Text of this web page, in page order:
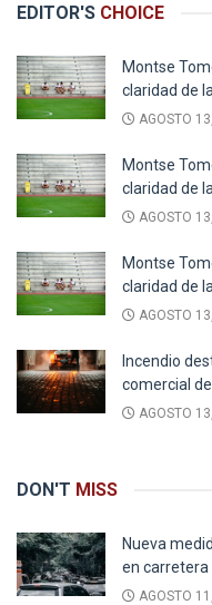
EDITOR'S CHOICE
Montse
claridad de
AGOSTO
Montse
claridad de
AGOSTO
Montse
claridad de
AGOSTO
Incendio
comercial
AGOSTO
DON'T MISS
Nueva
en carretera
AGOSTO